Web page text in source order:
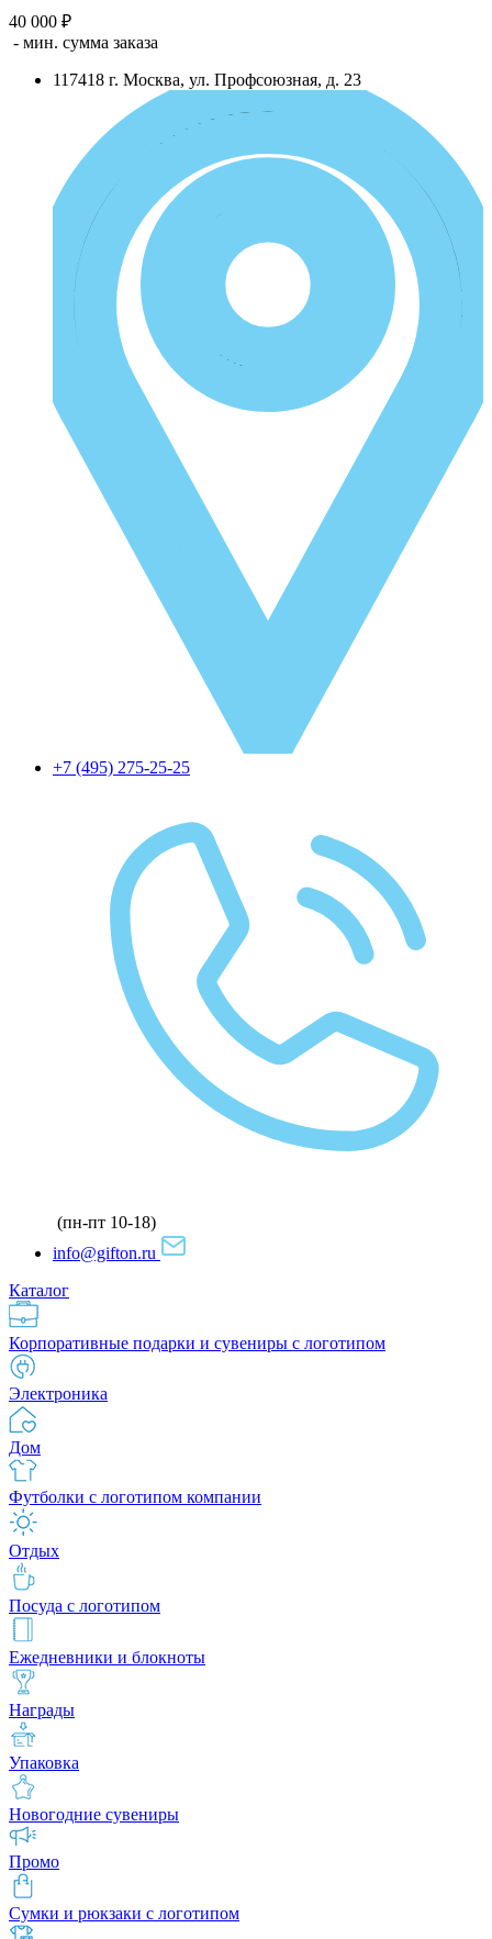
40 000 ₽
- мин. сумма заказа
117418 г. Москва, ул. Профсоюзная, д. 23
+7 (495) 275-25-25
(пн-пт 10-18)
info@gifton.ru
Каталог
Корпоративные подарки и сувениры с логотипом
Электроника
Дом
Футболки с логотипом компании
Отдых
Посуда с логотипом
Ежедневники и блокноты
Награды
Упаковка
Новогодние сувениры
Промо
Сумки и рюкзаки с логотипом